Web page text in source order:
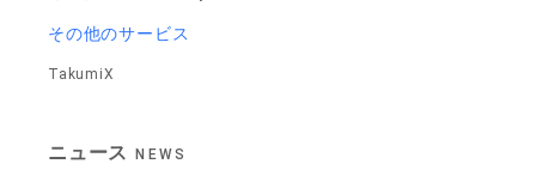
その他のサービス
TakumiX
ニュース NEWS